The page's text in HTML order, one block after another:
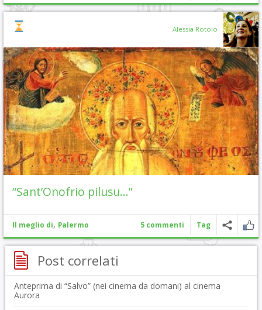
Alessia Rotolo
“Sant’Onofrio pilusu…”
Il meglio di, Palermo 5 commenti Tag
Post correlati
Anteprima di “Salvo” (nei cinema da domani) al cinema
Aurora